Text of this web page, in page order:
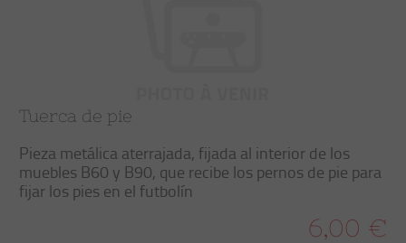
Tuerca de pie
Pieza metálica aterrajada, fijada al interior de los
muebles B60 y B90, que recibe los pernos de pie para
fijar los pies en el futbolín
6,00 €